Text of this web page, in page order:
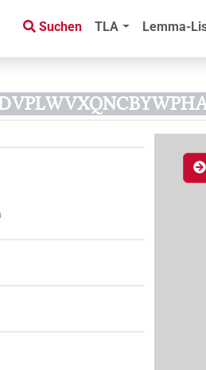
Suchen TLA Lemma-